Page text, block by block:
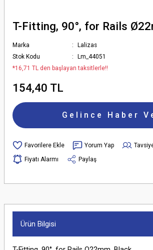
T-Fitting, 90°, for Rails
Marka
Lalizas
Stok Kodu
Lm_44051
*16,71 TL den başlayan taksitlerle!!
154,40 TL
Gelince Haber
Yorum Yap
Fiyatı Alarmı
Paylaş
Ürün Bilgisi